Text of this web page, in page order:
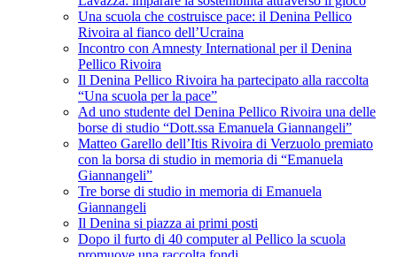
Una scuola che costruisce pace: il Denina Pellico
Rivoira al fianco dell’Ucraina
Incontro con Amnesty International per il Denina
Pellico Rivoira
Il Denina Pellico Rivoira ha partecipato alla raccolta
“Una scuola per la pace”
Ad uno studente del Denina Pellico Rivoira una delle
borse di studio “Dott.ssa Emanuela Giannangeli”
Matteo Garello dell’Itis Rivoira di Verzuolo premiato
con la borsa di studio in memoria di “Emanuela
Giannangeli”
Tre borse di studio in memoria di Emanuela
Giannangeli
Il Denina si piazza ai primi posti
Dopo il furto di 40 computer al Pellico la scuola